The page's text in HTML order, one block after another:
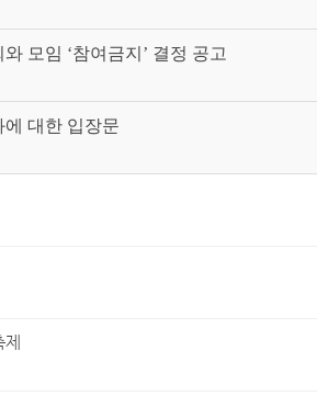
모임 ‘참여금지’ 결정 공고
대한 입장문